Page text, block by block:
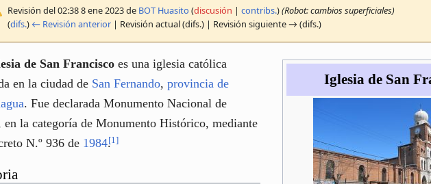
Revisión del 02:38 8 ene 2023 de BOT Huasito (discusión |contribs.)(Robot: cambios superficiales)
(difs.) ← Revisión anterior | Revisión actual (difs.) | Revisión siguiente → (difs.)
Iglesia de San
de San Francisco es una iglesia católica
en la ciudad de San Fernando,provincia de
. Fue declarada Monumento Nacional de
en la categoría de Monumento Histórico, mediante
N.º 936 de 1984.[1]